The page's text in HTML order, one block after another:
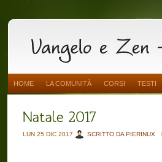
HOME LA COMUNITÀ CORSI TESTI
LUN 25 DIC 2017 SCRITTO DA PIERINUX